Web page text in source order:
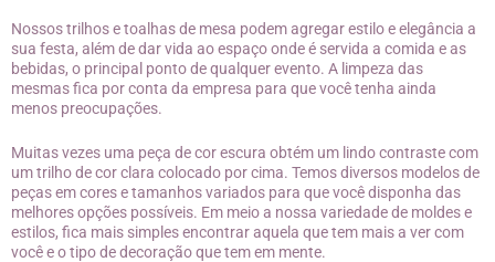
Nossos trilhos e toalhas de mesa podem agregar estilo e elegância a
sua festa, além de dar vida ao espaço onde é servida a comida e as
bebidas, o principal ponto de qualquer evento. A limpeza das
mesmas fica por conta da empresa para que você tenha ainda
menos preocupações.
Muitas vezes uma peça de cor escura obtém um lindo contraste com
um trilho de cor clara colocado por cima. Temos diversos modelos de
peças em cores e tamanhos variados para que você disponha das
melhores opções possíveis. Em meio a nossa variedade de moldes e
estilos, fica mais simples encontrar aquela que tem mais a ver com
você e o tipo de decoração que tem em mente.